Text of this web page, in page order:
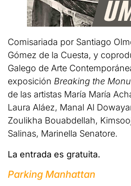
Comisariada por Santiago
Gómez de la Cuesta, y
Galego de Arte
exposición Breaking the
de las artistas María María
Laura Aláez, Manal Al
Zoulikha Bouabdellah,
Salinas, Marinella Senatore.
La entrada es gratuita.
Parking Manhattan